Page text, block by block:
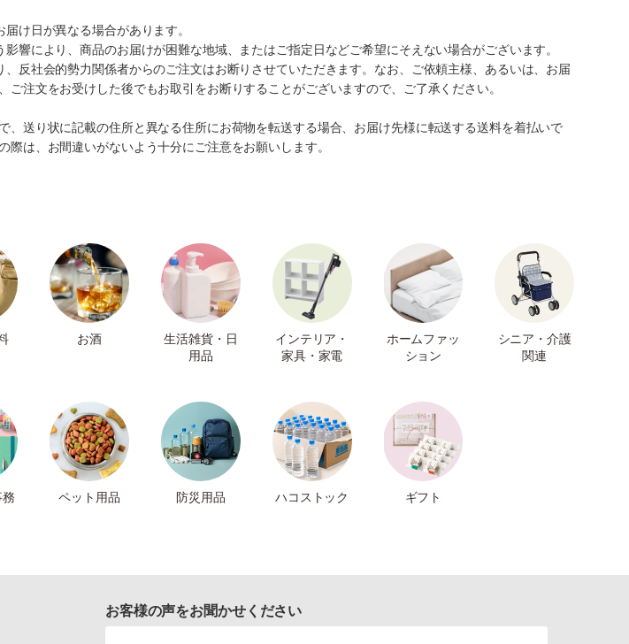
け日が異なる場合があります。
響により、商品のお届けが困難な地域、またはご指定日などご希望にそえない場合がございます。
反社会的勢力関係者からのご注文はお断りさせていただきます。なお、ご依頼主様、あるいは、お届
注文をお受けした後でもお取引をお断りすることがございますので、ご了承ください。
、送り状に記載の住所と異なる住所にお荷物を転送する場合、お届け先様に転送する送料を着払いで
は、お間違いがないよう十分にご注意をお願いします。
お酒
生活雑貨・日
用品
インテリア・
家具・家電
ホームファッ
ション
シニア・介護
関連
ペット用品 防災用品 ハコストック ギフト
お客様の声をお聞かせください